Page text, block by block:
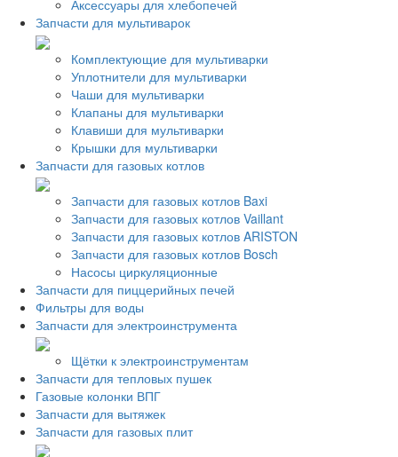
Аксессуары для хлебопечей
Запчасти для мультиварок
Комплектующие для мультиварки
Уплотнители для мультиварки
Чаши для мультиварки
Клапаны для мультиварки
Клавиши для мультиварки
Крышки для мультиварки
Запчасти для газовых котлов
Запчасти для газовых котлов Baxi
Запчасти для газовых котлов Vaillant
Запчасти для газовых котлов ARISTON
Запчасти для газовых котлов Bosch
Насосы циркуляционные
Запчасти для пиццерийных печей
Фильтры для воды
Запчасти для электроинструмента
Щётки к электроинструментам
Запчасти для тепловых пушек
Газовые колонки ВПГ
Запчасти для вытяжек
Запчасти для газовых плит